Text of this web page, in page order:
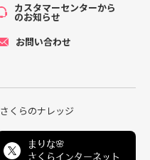
カスタマーセンターから
のお知らせ
お問い合わせ
さくらのナレッジ
まりな🌸
さくらインターネット